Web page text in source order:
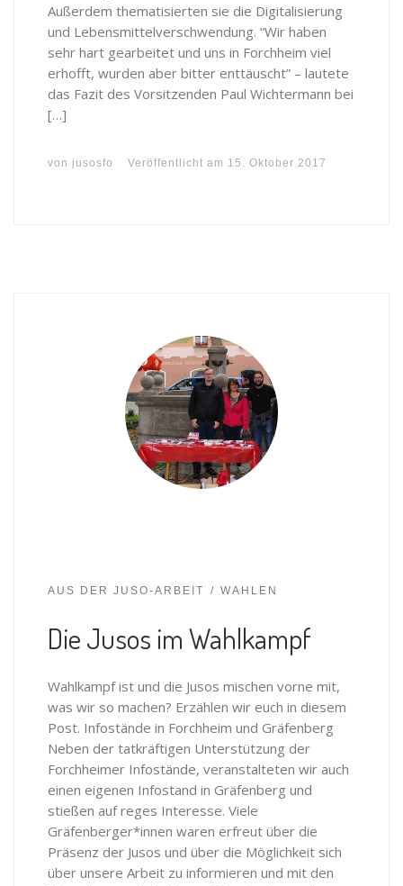
Außerdem thematisierten sie die Digitalisierung
und Lebensmittelverschwendung. “Wir haben
sehr hart gearbeitet und uns in Forchheim viel
erhofft, wurden aber bitter enttäuscht” – lautete
das Fazit des Vorsitzenden Paul Wichtermann bei
[…]
von jusosfo Veröffentlicht am 15. Oktober 2017
AUS DER JUSO-ARBEIT WAHLEN
Die Jusos im Wahlkampf
Wahlkampf ist und die Jusos mischen vorne mit,
was wir so machen? Erzählen wir euch in diesem
Post. Infostände in Forchheim und Gräfenberg
Neben der tatkräftigen Unterstützung der
Forchheimer Infostände, veranstalteten wir auch
einen eigenen Infostand in Gräfenberg und
stießen auf reges Interesse. Viele
Gräfenberger*innen waren erfreut über die
Präsenz der Jusos und über die Möglichkeit sich
über unsere Arbeit zu informieren und mit den